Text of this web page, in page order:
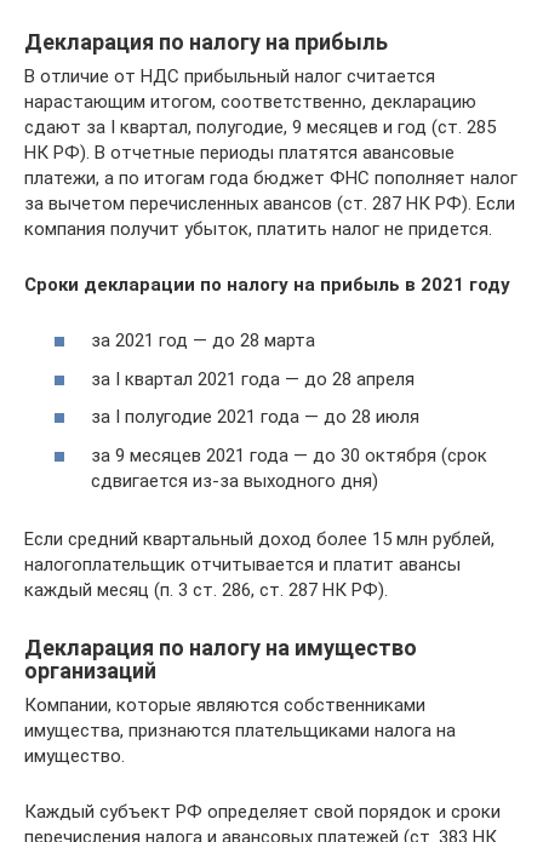
Декларация по налогу на прибыль
В отличие от НДС прибыльный налог считается
нарастающим итогом, соответственно, декларацию
сдают за I квартал, полугодие, 9 месяцев и год (ст. 285
НК РФ). В отчетные периоды платятся авансовые
платежи, а по итогам года бюджет ФНС пополняет налог
за вычетом перечисленных авансов (ст. 287 НК РФ). Если
компания получит убыток, платить налог не придется.
Сроки декларации по налогу на прибыль в 2021 году
за 2021 год — до 28 марта
за I квартал 2021 года — до 28 апреля
за I полугодие 2021 года — до 28 июля
за 9 месяцев 2021 года — до 30 октября (срок
сдвигается из-за выходного дня)
Если средний квартальный доход более 15 млн рублей,
налогоплательщик отчитывается и платит авансы
каждый месяц (п. 3 ст. 286, ст. 287 НК РФ).
Декларация по налогу на имущество
организаций
Компании, которые являются собственниками
имущества, признаются плательщиками налога на
имущество.
Каждый субъект РФ определяет свой порядок и сроки
перечисления налога и авансовых платежей (ст. 383 НК